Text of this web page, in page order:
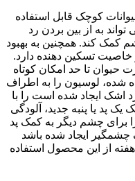
کوچک قابل استفاده
به از بین بردن رد
کمک کند. همچنین به بهبود
تسکین دهنده دارد.
حیوان تا حد امکان کوتاه
شده، لوسیون را به اطراف
اشک ایجاد شده است را با
پد یا پنبه جدید، آلودگی
برای چشم دیگر به کمک پد
چشمگیر ایجاد شده باشد
از این محصول استفاده